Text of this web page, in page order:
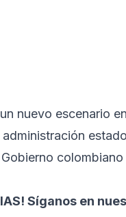
nuevo escenario
Síganos en